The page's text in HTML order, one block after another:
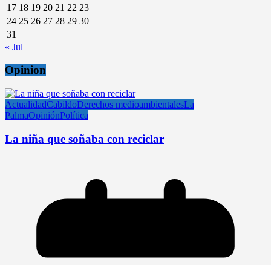
17 18 19 20 21 22 23
24 25 26 27 28 29 30
31
« Jul
Opinion
ActualidadCabildoDerechos medioambientalesLa
PalmaOpiniónPolítica
La niña que soñaba con reciclar